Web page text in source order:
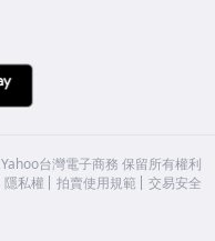
Yahoo台灣電子商務 保留所有權利
隱私權 拍賣使用規範 交易安全